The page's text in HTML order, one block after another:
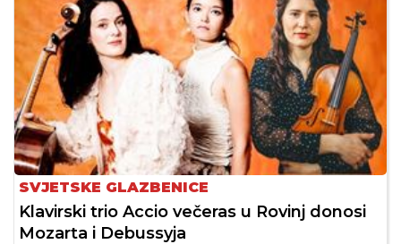
SVJETSKE GLAZBENICE
Klavirski trio Accio večeras u Rovinj donosi
Mozarta i Debussyja